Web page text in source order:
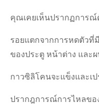
คุณเคยเห็นปรากฏการณ์
รอยแตกจากการหดตัวที่
ของประตู หน้าต่าง และ
กาวซิลิโคนจะแข็งและเ
ปรากฎการณ์การไหลข